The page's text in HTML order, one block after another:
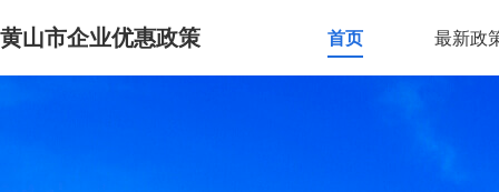
黄山市企业优惠政策 首页 最新政